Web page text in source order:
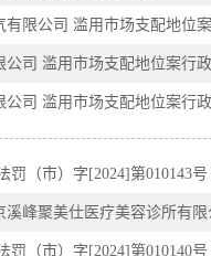
限公司 滥用市场支配地位
司 滥用市场支配地位案行
司 滥用市场支配地位案行
（市）字[2024]第010143号
溪峰聚美仕医疗美容诊所有
（市）字[2024]第010140号